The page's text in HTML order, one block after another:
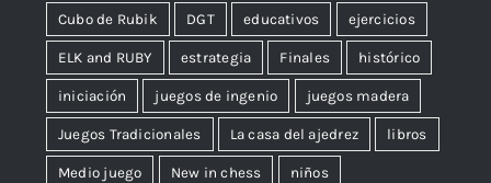
Cubo de Rubik DGT educativos ejercicios
ELK and RUBY estrategia Finales histórico
iniciación juegos de ingenio juegos madera
Juegos Tradicionales La casa del ajedrez libros
Medio juego New in chess niños